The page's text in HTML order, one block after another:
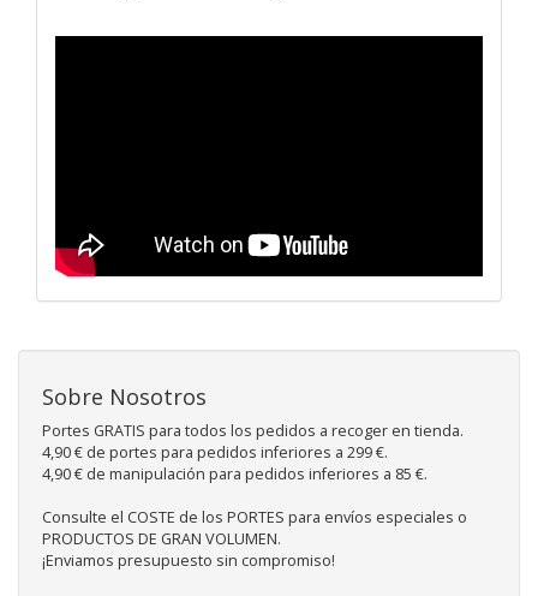
Sobre Nosotros
Portes GRATIS para todos los pedidos a recoger en tienda.
4,90 € de portes para pedidos inferiores a 299 €.
4,90 € de manipulación para pedidos inferiores a 85 €.
Consulte el COSTE de los PORTES para envíos especiales o
PRODUCTOS DE GRAN VOLUMEN.
¡Enviamos presupuesto sin compromiso!